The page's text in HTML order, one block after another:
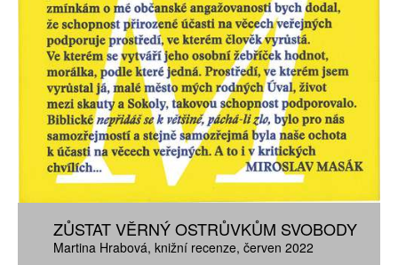
ZŮSTAT VĚRNÝ OSTRŮVKŮM SVOBODY
Martina Hrabová knižní recenze červen 2022